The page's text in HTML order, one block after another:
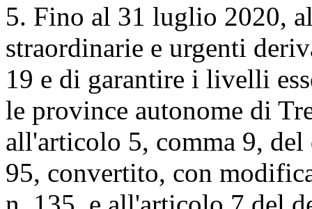
5. Fino al 31 luglio 2020,
straordinarie e urgenti
19 e di garantire i livelli
le province autonome di
all'articolo 5, comma 9,
95, convertito, con